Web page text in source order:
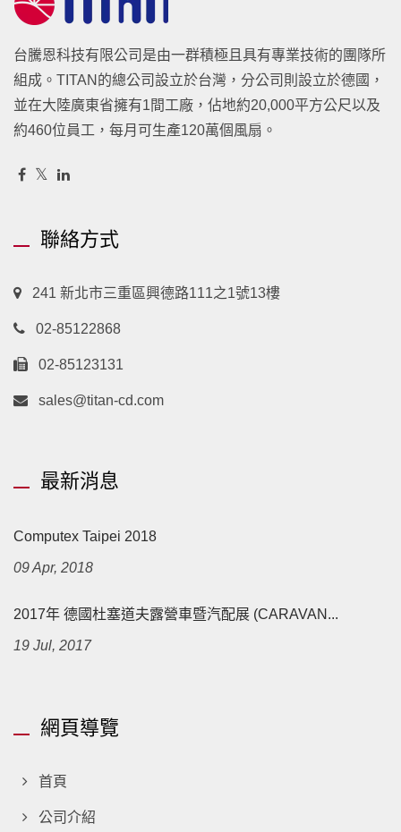
台騰恩科技有限公司是由一群積極且具有專業技術的團隊所
組成。TITAN的總公司設立於台灣，分公司則設立於德國，
並在大陸廣東省擁有1間工廠，佔地約20,000平方公尺以及
約460位員工，每月可生產120萬個風扇。
聯絡方式
241 新北市三重區興德路111之1號13樓
02-85122868
02-85123131
sales@titan-cd.com
最新消息
Computex Taipei 2018
09 Apr, 2018
2017年 德國杜塞道夫露營車暨汽配展 (CARAVAN...
19 Jul, 2017
網頁導覽
首頁
公司介紹